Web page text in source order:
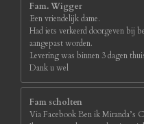
Fam. Wigger
Een vriendelijk dame.
Had iets verkeerd doorgeven bij
aangepast worden.
Levering was binnen 3 dagen
Dank u wel
Fam scholten
Via Facebook Ben ik Miranda’s